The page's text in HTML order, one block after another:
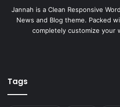
Jannah is a Clean Responsive
News and Blog theme. Packed
completely customize your
Tags